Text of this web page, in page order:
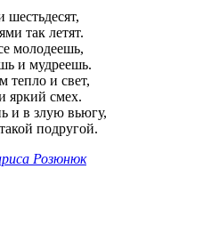
шестьдесят,
так летят.
молодеешь,
и мудреешь.
тепло и свет,
яркий смех.
и в злую вьюгу,
подругой.
Розюнюк